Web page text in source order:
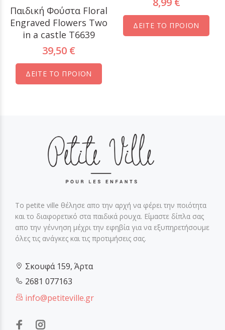
Παιδική Φούστα Floral
Engraved Flowers Two
in a castle T6639
39,50 €
ΔΕΙΤΕ ΤΟ ΠΡΟΪΟΝ
ΔΕΙΤΕ ΤΟ ΠΡΟΪΟΝ
Το petite ville θέλησε απο την αρχή να φέρει την ποιότητα
και το διαφορετικό στα παιδικά ρουχα. Είμαστε δίπλα σας
απο την γέννηση μέχρι την εφηβία για να εξυπηρετήσουμε
όλες τις ανάγκες και τις προτιμήσεις σας.
Σκουφά 159, Άρτα
2681 077163
info@petiteville.gr